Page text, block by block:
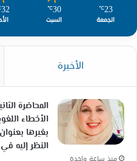
23
℃
الجمعة
30
℃
السبت
32
الأخيرة
المحاضرة
الأخطاء
بغيرها
النظر إليه